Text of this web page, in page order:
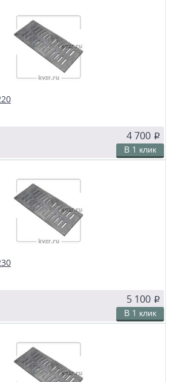
применяются в слоевых топках
и паровых котлов. Чтобы поддерживать в
горящего топлива, дров, угля или брикетов, из
колосниковые решетки.
4 700 p
В 1 клик
применяются в слоевых топках
и паровых котлов. Чтобы поддерживать в
горящего топлива, дров, угля или брикетов, из
колосниковые решетки.
5 100 p
В 1 клик
применяются в слоевых топках
и паровых котлов. Чтобы поддерживать в
горящего топлива, дров, угля или брикетов, из
колосниковые решетки.